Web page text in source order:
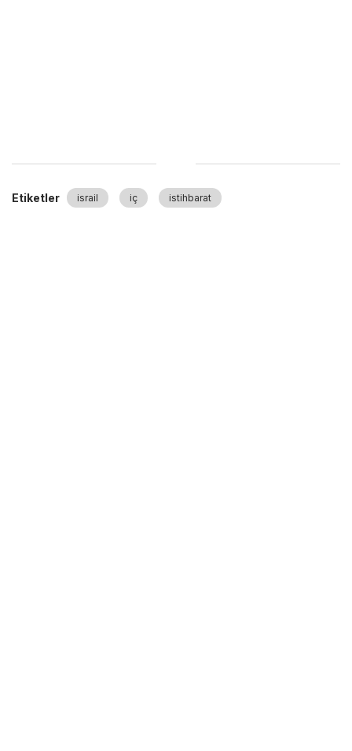
Etiketler israil iç istihbarat